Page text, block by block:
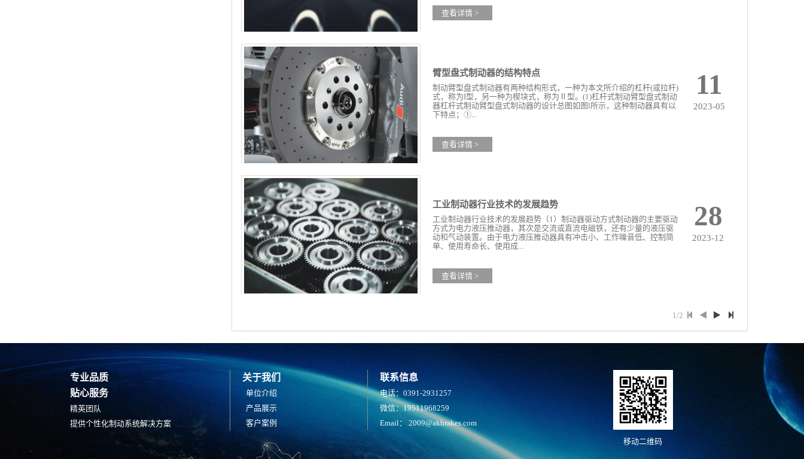
查看详情 >
11
2023-05
臂型盘式制动器的结构特点
制动臂型盘式制动器有两种结构形式，一种为本文所介绍的杠杆(或拉杆)
式，称为I型，另一种为楔块式，称为Ⅱ型。(1)杠杆式制动臂型盘式制动
器杠杆式制动臂型盘式制动器的设计总图如图l所示，这种制动器具有以
下特点；①...
查看详情 >
28
2023-12
工业制动器行业技术的发展趋势
工业制动器行业技术的发展趋势（1）制动器驱动方式制动器的主要驱动
方式为电力液压推动器，其次是交流或直流电磁铁，还有少量的液压驱
动和气动装置。由于电力液压推动器具有冲击小、工作噪音低、控制简
单、使用寿命长、使用成...
查看详情 >
1/2
专业品质
贴心服务
精英团队
提供个性化制动系统解决方案
关于我们
单位介绍
产品展示
客户案例
联系信息
电话：0391-2931257
微信：19511968259
Email： 2009@akbrakes.com
移动二维码